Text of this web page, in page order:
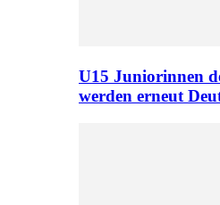
U15 Juniorinnen
werden erneut